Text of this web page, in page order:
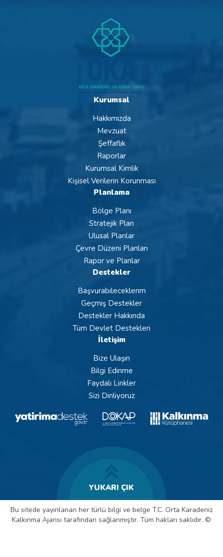
Kurumsal
Hakkımızda
Mevzuat
Şeffaflık
Raporlar
Kurumsal Kimlik
Kişisel Verilerin Korunması
Planlama
Bölge Planı
Stratejik Plan
Ulusal Planlar
Çevre Düzeni Planları
Rapor ve Planlar
Destekler
Başvurabileceklerim
Geçmiş Destekler
Destekler Hakkında
Tüm Devlet Destekleri
İletişim
Bize Ulaşın
Bilgi Edinme
Faydalı Linkler
Sizi Dinliyoruz
YUKARI ÇIK
Bu sitede yayınlanan her türlü bilgi ve belge T.C. Orta Karadeniz
Kalkınma Ajansı tarafından sağlanmıştır. Tüm hakları saklıdır. ©